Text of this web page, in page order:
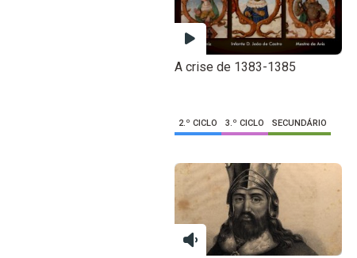
A crise de 1383-1385
2.º CICLO 3.º CICLO SECUNDÁRIO